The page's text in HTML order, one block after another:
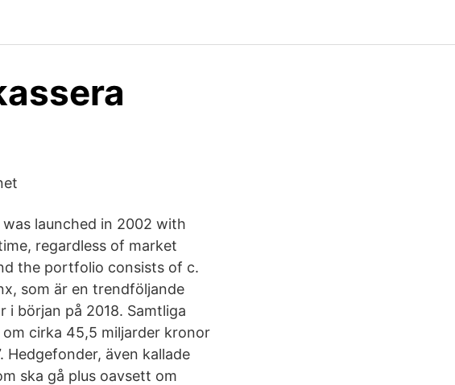
launched in 2002 with
regardless of market
the portfolio consists of c.
som är en trendföljande
i början på 2018. Samtliga
cirka 45,5 miljarder kronor
Hedgefonder, även kallade
ska gå plus oavsett om